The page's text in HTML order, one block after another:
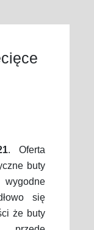
. Oferta
buty
się
że buty